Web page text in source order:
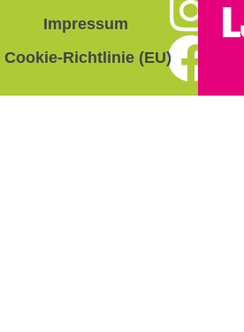
Impressum
Cookie-Richtlinie (EU)